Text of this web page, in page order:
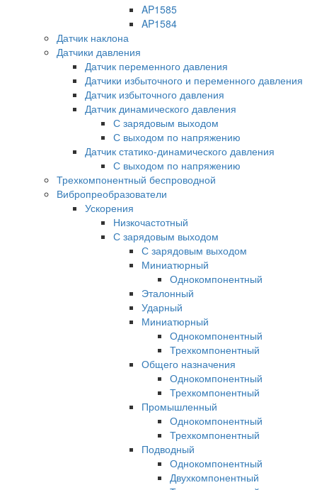
AP1585
AP1584
Датчик наклона
Датчики давления
Датчик переменного давления
Датчики избыточного и переменного давления
Датчик избыточного давления
Датчик динамического давления
С зарядовым выходом
С выходом по напряжению
Датчик статико-динамического давления
С выходом по напряжению
Трехкомпонентный беспроводной
Вибропреобразователи
Ускорения
Низкочастотный
С зарядовым выходом
С зарядовым выходом
Миниатюрный
Однокомпонентный
Эталонный
Ударный
Миниатюрный
Однокомпонентный
Трехкомпонентный
Общего назначения
Однокомпонентный
Трехкомпонентный
Промышленный
Однокомпонентный
Трехкомпонентный
Подводный
Однокомпонентный
Двухкомпонентный